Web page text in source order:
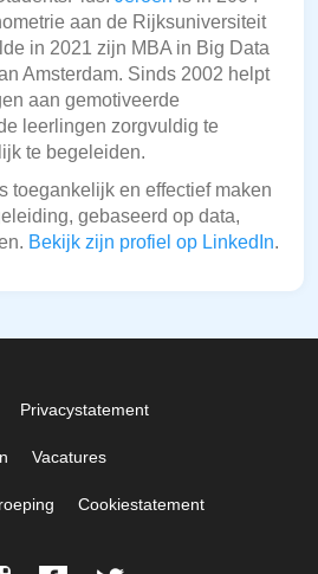
aan de Rijksuniversiteit
in 2021 zijn MBA in Big Data
Amsterdam. Sinds 2002 helpt
aan gemotiveerde
leerlingen zorgvuldig te
te begeleiden.
toegankelijk en effectief maken
gebaseerd op data,
Bekijk zijn profiel op LinkedIn.
Privacystatement
Vacatures
Cookiestatement